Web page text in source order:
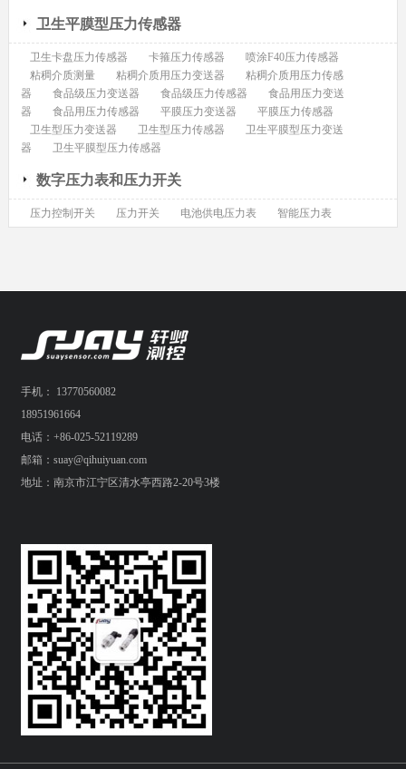
卫生平膜型压力传感器
卫生卡盘压力传感器 卡箍压力传感器
喷涂F40压力传感器
粘稠介质测量
粘稠介质用压力变送器
粘稠介质用压力传感
器
食品级压力变送器 食品级压力传感器
食品用压力变送
器
食品用压力传感器 平膜压力变送器
平膜压力传感器
卫生型压力变送器
卫生型压力传感器
卫生平膜型压力变送
器
卫生平膜型压力传感器
数字压力表和压力开关
压力控制开关 压力开关 电池供电压力表 智能压力表
手机： 13770560082
18951961664
电话：+86-025-52119289
邮箱：suay@qihuiyuan.com
地址：南京市江宁区清水亭西路2-20号3楼